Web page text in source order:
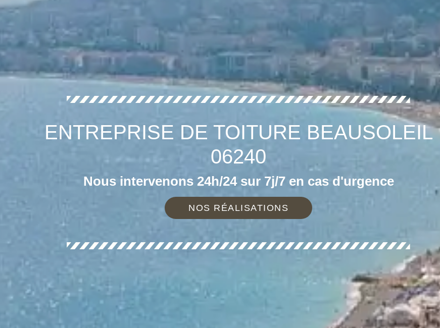
ENTREPRISE DE TOITURE BEAUSOLEIL
06240
Nous intervenons 24h/24 sur 7j/7 en cas d'urgence
NOS RÉALISATIONS